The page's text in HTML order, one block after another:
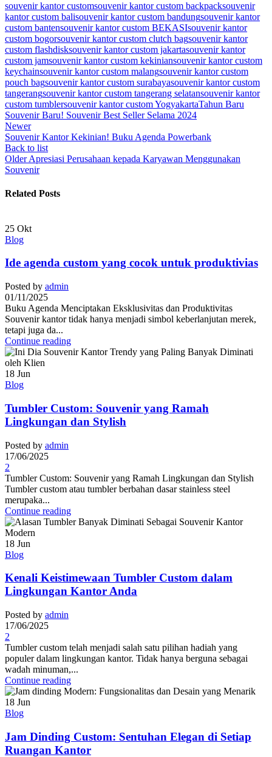
souvenir kantor customsouvenir kantor custom backpacksouvenir
kantor custom balisouvenir kantor custom bandungsouvenir kantor
custom bantensouvenir kantor custom BEKASIsouvenir kantor
custom bogorsouvenir kantor custom clutch bagsouvenir kantor
custom flashdisksouvenir kantor custom jakartasouvenir kantor
custom jamsouvenir kantor custom kekiniansouvenir kantor custom
keychainsouvenir kantor custom malangsouvenir kantor custom
pouch bagsouvenir kantor custom surabayasouvenir kantor custom
tangerangsouvenir kantor custom tangerang selatansouvenir kantor
custom tumblersouvenir kantor custom YogyakartaTahun Baru
Souvenir Baru! Souvenir Best Seller Selama 2024
Newer
Souvenir Kantor Kekinian! Buku Agenda Powerbank
Back to list
Older Apresiasi Perusahaan kepada Karyawan Menggunakan
Souvenir
Related Posts
25 Okt
Blog
Ide agenda custom yang cocok untuk produktivias
Posted by admin
01/11/2025
Buku Agenda Menciptakan Eksklusivitas dan Produktivitas
Souvenir kantor tidak hanya menjadi simbol keberlanjutan merek,
tetapi juga da...
Continue reading
18 Jun
Blog
Tumbler Custom: Souvenir yang Ramah
Lingkungan dan Stylish
Posted by admin
17/06/2025
2
Tumbler Custom: Souvenir yang Ramah Lingkungan dan Stylish
Tumbler custom atau tumbler berbahan dasar stainless steel
merupaka...
Continue reading
18 Jun
Blog
Kenali Keistimewaan Tumbler Custom dalam
Lingkungan Kantor Anda
Posted by admin
17/06/2025
2
Tumbler custom telah menjadi salah satu pilihan hadiah yang
populer dalam lingkungan kantor. Tidak hanya berguna sebagai
wadah minuman,...
Continue reading
18 Jun
Blog
Jam Dinding Custom: Sentuhan Elegan di Setiap
Ruangan Kantor